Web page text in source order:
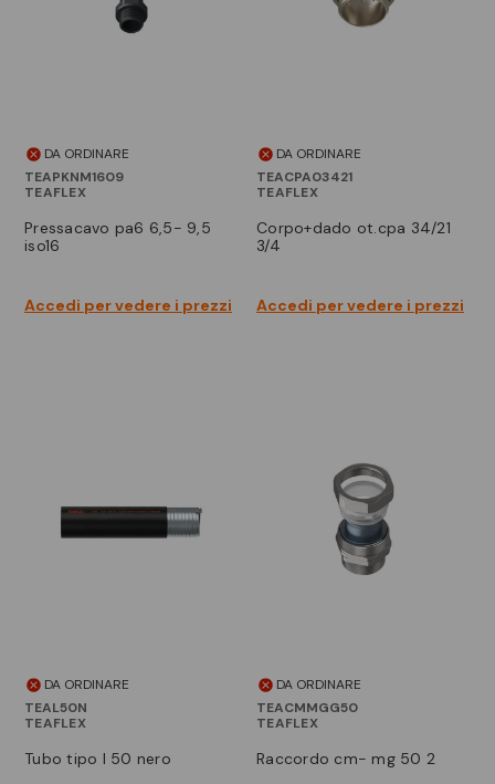
DA ORDINARE
TEAPKNM1609
TEAFLEX
pressacavo pa6 6,5- 9,5
iso16
Accedi per vedere i prezzi
DA ORDINARE
TEACPA03421
TEAFLEX
corpo+dado ot.cpa 34/21
3/4
Accedi per vedere i prezzi
DA ORDINARE
TEAL50N
TEAFLEX
tubo tipo l 50 nero
DA ORDINARE
TEACMMGG50
TEAFLEX
raccordo cm- mg 50 2